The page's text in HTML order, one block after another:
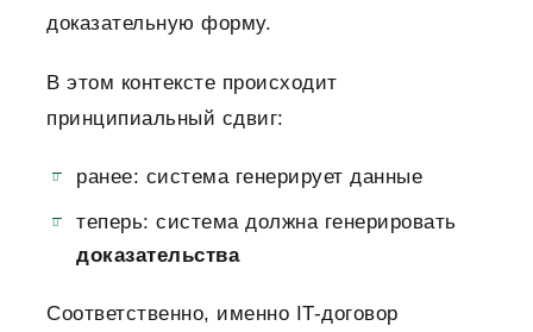
доказательную форму.
В этом контексте происходит
принципиальный сдвиг:
ранее: система генерирует данные
теперь: система должна генерировать
доказательства
Соответственно, именно IT-договор